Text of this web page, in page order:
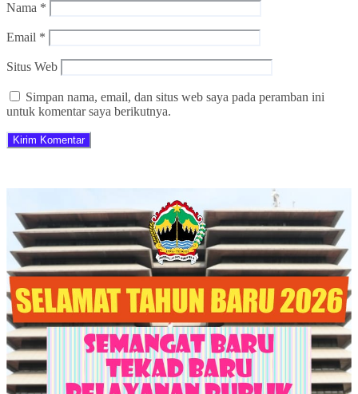
Nama *
Email *
Situs Web
Simpan nama, email, dan situs web saya pada peramban ini
untuk komentar saya berikutnya.